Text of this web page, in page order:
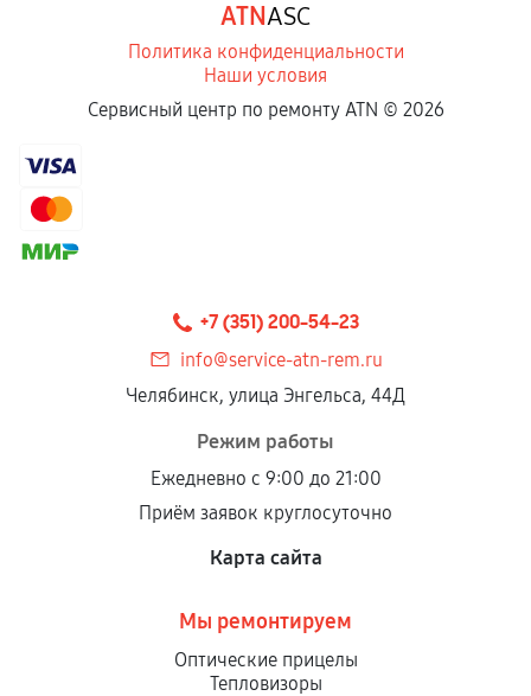
ATNASC
Политика конфиденциальности
Наши условия
Сервисный центр по ремонту ATN © 2026
+7 (351) 200-54-23
info@service-atn-rem.ru
Челябинск, улица Энгельса, 44Д
Режим работы
Ежедневно с 9:00 до 21:00
Приём заявок круглосуточно
Карта сайта
Мы ремонтируем
Оптические прицелы
Тепловизоры